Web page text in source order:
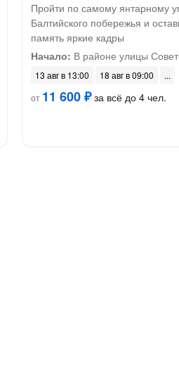
Пройти по самому янтарному
Балтийского побережья и
память яркие кадры
Начало: В районе улицы
13 авг в 13:00
18 авг в 09:00
от 11 600 ₽за всё до 4 чел.